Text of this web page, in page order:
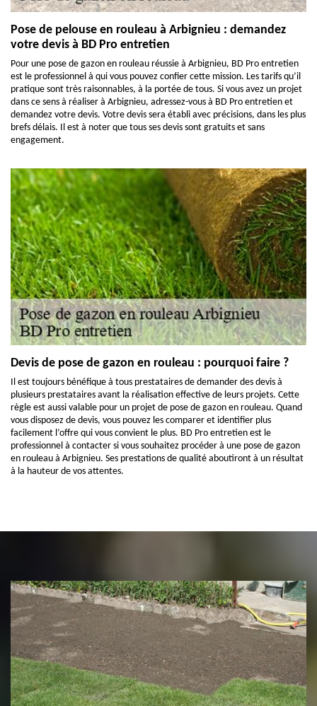
Pose de pelouse en rouleau à Arbignieu : demandez
votre devis à BD Pro entretien
Pour une pose de gazon en rouleau réussie à Arbignieu, BD Pro entretien
est le professionnel à qui vous pouvez confier cette mission. Les tarifs qu’il
pratique sont très raisonnables, à la portée de tous. Si vous avez un projet
dans ce sens à réaliser à Arbignieu, adressez-vous à BD Pro entretien et
demandez votre devis. Votre devis sera établi avec précisions, dans les plus
brefs délais. Il est à noter que tous ses devis sont gratuits et sans
engagement.
Devis de pose de gazon en rouleau : pourquoi faire ?
Il est toujours bénéfique à tous prestataires de demander des devis à
plusieurs prestataires avant la réalisation effective de leurs projets. Cette
règle est aussi valable pour un projet de pose de gazon en rouleau. Quand
vous disposez de devis, vous pouvez les comparer et identifier plus
facilement l’offre qui vous convient le plus. BD Pro entretien est le
professionnel à contacter si vous souhaitez procéder à une pose de gazon
en rouleau à Arbignieu. Ses prestations de qualité aboutiront à un résultat
à la hauteur de vos attentes.